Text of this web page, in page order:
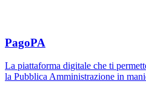
PagoPA
La piattaforma digitale che ti
la Pubblica Amministrazione in